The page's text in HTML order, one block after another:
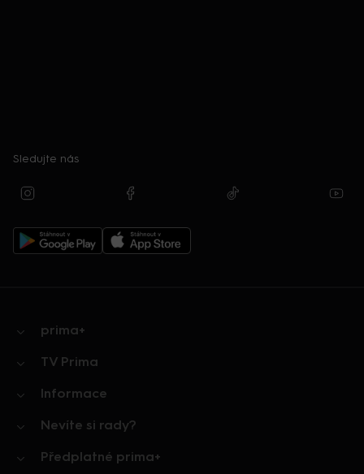
Sledujte nás
prima+
TV Prima
Informace
Nevíte si rady?
Předplatné prima+